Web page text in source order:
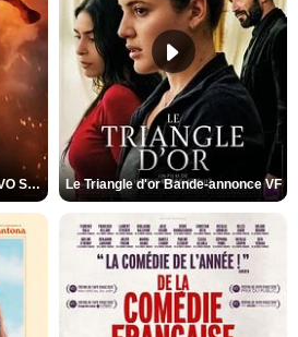
L'Odyssée Bande-annonce VO STFR Le Triangle d'or Bande-annonce VF